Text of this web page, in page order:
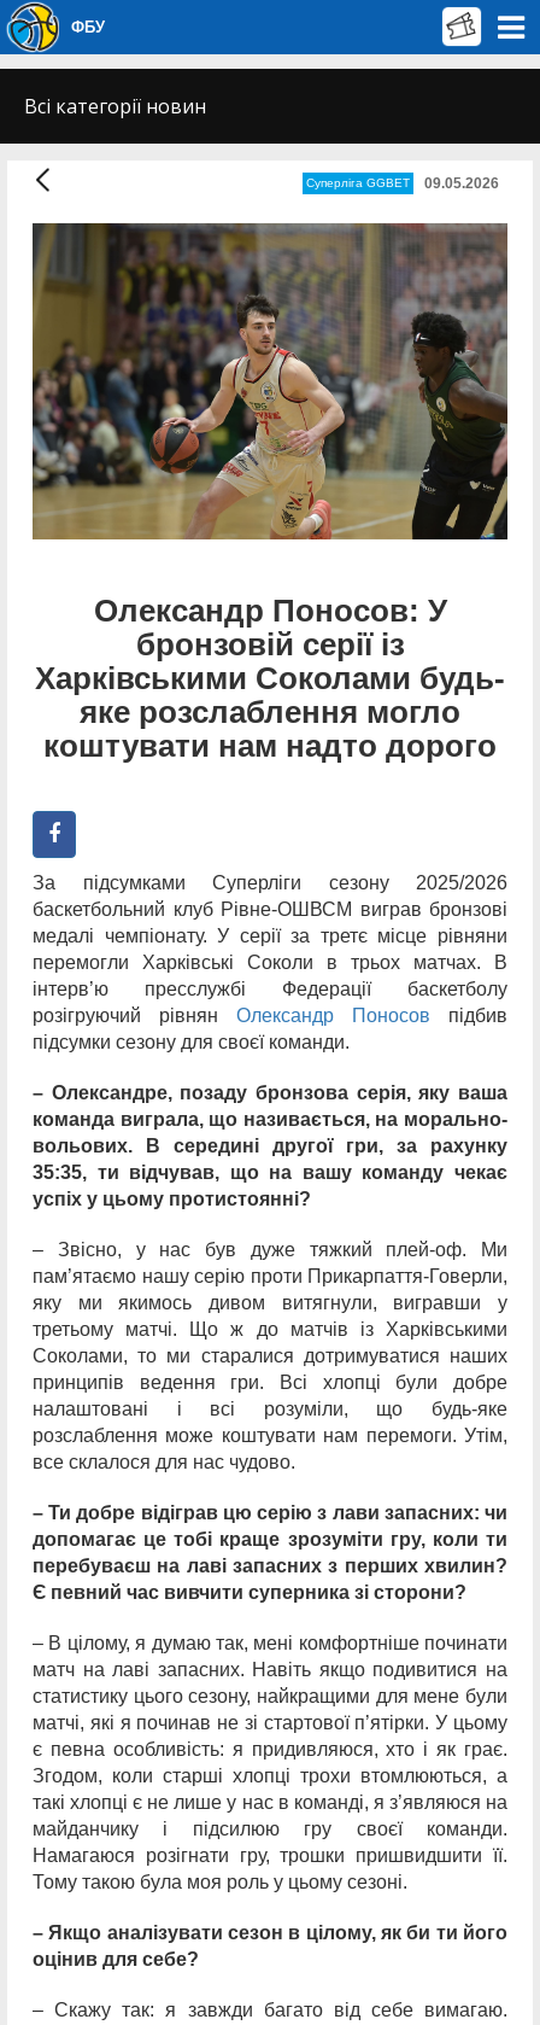
ФБУ
Всі категорії новин
Суперліга GGBET 09.05.2026
Олександр Поносов: У
бронзовій серії із
Харківськими Соколами будь-
яке розслаблення могло
коштувати нам надто дорого
За підсумками Суперліги сезону 2025/2026
баскетбольний клуб Рівне-ОШВСМ виграв бронзові
медалі чемпіонату. У серії за третє місце рівняни
перемогли Харківські Соколи в трьох матчах. В
інтерв’ю пресслужбі Федерації баскетболу
розігруючий рівнян Олександр Поносов підбив
підсумки сезону для своєї команди.
– Олександре, позаду бронзова серія, яку ваша
команда виграла, що називається, на морально-
вольових. В середині другої гри, за рахунку
35:35, ти відчував, що на вашу команду чекає
успіх у цьому протистоянні?
– Звісно, у нас був дуже тяжкий плей-оф. Ми
пам’ятаємо нашу серію проти Прикарпаття-Говерли,
яку ми якимось дивом витягнули, вигравши у
третьому матчі. Що ж до матчів із Харківськими
Соколами, то ми старалися дотримуватися наших
принципів ведення гри. Всі хлопці були добре
налаштовані і всі розуміли, що будь-яке
розслаблення може коштувати нам перемоги. Утім,
все склалося для нас чудово.
– Ти добре відіграв цю серію з лави запасних: чи
допомагає це тобі краще зрозуміти гру, коли ти
перебуваєш на лаві запасних з перших хвилин?
Є певний час вивчити суперника зі сторони?
– В цілому, я думаю так, мені комфортніше починати
матч на лаві запасних. Навіть якщо подивитися на
статистику цього сезону, найкращими для мене були
матчі, які я починав не зі стартової п’ятірки. У цьому
є певна особливість: я придивляюся, хто і як грає.
Згодом, коли старші хлопці трохи втомлюються, а
такі хлопці є не лише у нас в команді, я з’являюся на
майданчику і підсилюю гру своєї команди.
Намагаюся розігнати гру, трошки пришвидшити її.
Тому такою була моя роль у цьому сезоні.
– Якщо аналізувати сезон в цілому, як би ти його
оцінив для себе?
– Скажу так: я завжди багато від себе вимагаю.